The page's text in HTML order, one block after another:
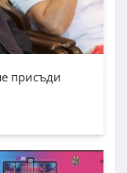
присъди